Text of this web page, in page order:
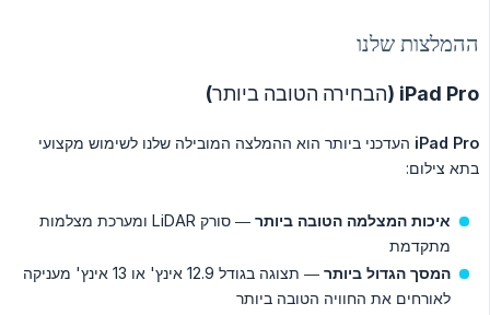
ההמלצות שלנו
iPad Pro (הבחירה הטובה ביותר)
iPad Pro העדכני ביותר הוא ההמלצה המובילה שלנו לשימוש מקצועי
בתא צילום:
איכות המצלמה הטובה ביותר
— סורק LiDAR ומערכת מצלמות
מתקדמת
המסך הגדול ביותר
— תצוגה בגודל 12.9 אינץ' או 13 אינץ' מעניקה
לאורחים את החוויה הטובה ביותר